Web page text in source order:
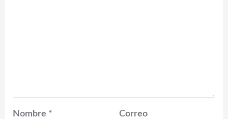
Nombre *
Correo